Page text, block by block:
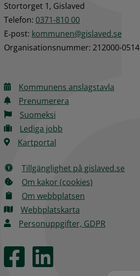
Stortorget 1, Gislaved
Telefon: 0371-810 00
E‑post: kommunen@gislaved.se
Organisationsnummer: 212000-0514
Kommunens anslagstavla
Prenumerera
Suomeksi
Lediga jobb
Kartportal
Tillgänglighet på gislaved.se
Om kakor (cookies)
Om webbplatsen
Webbplatskarta
Personuppgifter, GDPR